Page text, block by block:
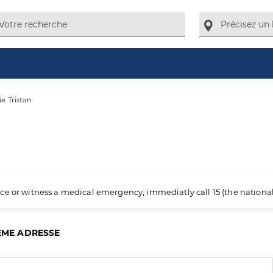
Tristan
or witness a medical emergency, immediatly call 15 (the
ADRESSE